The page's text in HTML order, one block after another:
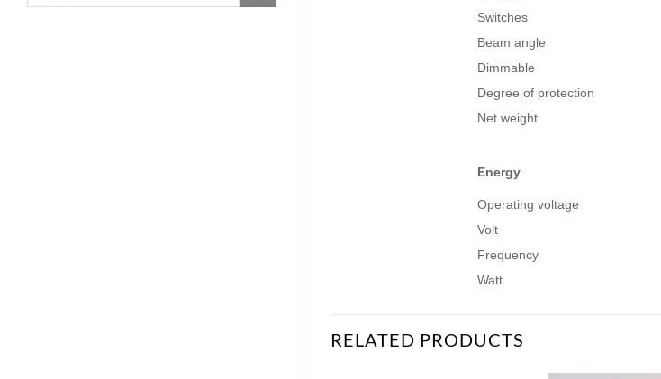
Switches
Beam angle
Dimmable
Degree of protection
Net weight
Energy
Operating voltage
Volt
Frequency
Watt
RELATED PRODUCTS